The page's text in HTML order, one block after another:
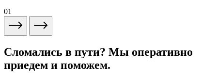
01
Сломались в пути? Мы оперативно
приедем и поможем.